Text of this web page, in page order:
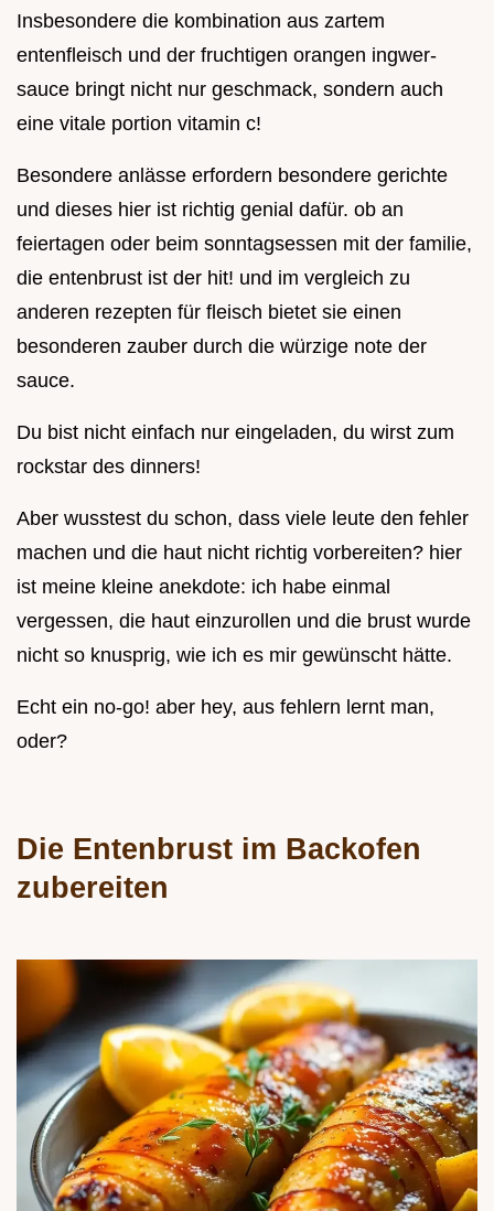
Insbesondere die kombination aus zartem
entenfleisch und der fruchtigen orangen ingwer-
sauce bringt nicht nur geschmack, sondern auch
eine vitale portion vitamin c!
Besondere anlässe erfordern besondere gerichte
und dieses hier ist richtig genial dafür. ob an
feiertagen oder beim sonntagsessen mit der familie,
die entenbrust ist der hit! und im vergleich zu
anderen rezepten für fleisch bietet sie einen
besonderen zauber durch die würzige note der
sauce.
Du bist nicht einfach nur eingeladen, du wirst zum
rockstar des dinners!
Aber wusstest du schon, dass viele leute den fehler
machen und die haut nicht richtig vorbereiten? hier
ist meine kleine anekdote: ich habe einmal
vergessen, die haut einzurollen und die brust wurde
nicht so knusprig, wie ich es mir gewünscht hätte.
Echt ein no-go! aber hey, aus fehlern lernt man,
oder?
Die Entenbrust im Backofen
zubereiten